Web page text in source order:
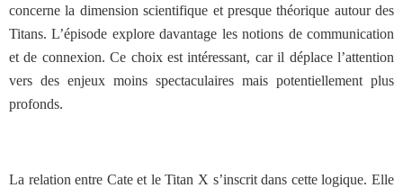
concerne la dimension scientifique et presque théorique autour des
Titans. L’épisode explore davantage les notions de communication
et de connexion. Ce choix est intéressant, car il déplace l’attention
vers des enjeux moins spectaculaires mais potentiellement plus
profonds.
La relation entre Cate et le Titan X s’inscrit dans cette logique. Elle